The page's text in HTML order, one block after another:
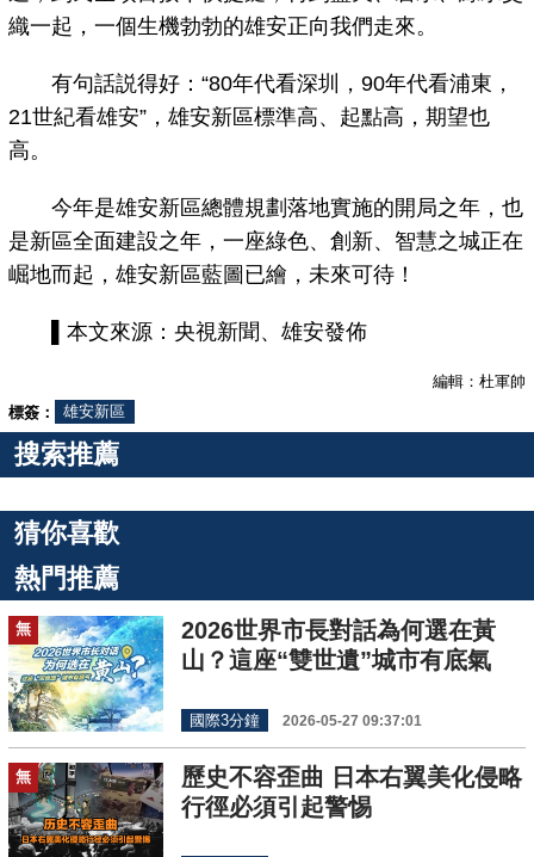
織一起，一個生機勃勃的雄安正向我們走來。
有句話説得好：“80年代看深圳，90年代看浦東，
21世紀看雄安”，雄安新區標準高、起點高，期望也
高。
今年是雄安新區總體規劃落地實施的開局之年，也
是新區全面建設之年，一座綠色、創新、智慧之城正在
崛地而起，雄安新區藍圖已繪，未來可待！
▌本文來源：央視新聞、雄安發佈
編輯：杜軍帥
標簽：
雄安新區
搜索推薦
猜你喜歡
熱門推薦
無
2026世界市長對話為何選在黃
山？這座“雙世遺”城市有底氣
國際3分鐘 2026-05-27 09:37:01
無
歷史不容歪曲 日本右翼美化侵略
行徑必須引起警惕